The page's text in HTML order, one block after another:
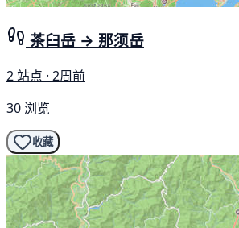
茶臼岳 → 那须岳
2 站点 · 2周前
30 浏览
收藏